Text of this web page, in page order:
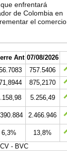
enfrentará
de Colombia en
el comercio
Ant 07/08/2026
757.5406
875,2170
5.256,49
2.466.946
6,3%
13,8%
- BVC